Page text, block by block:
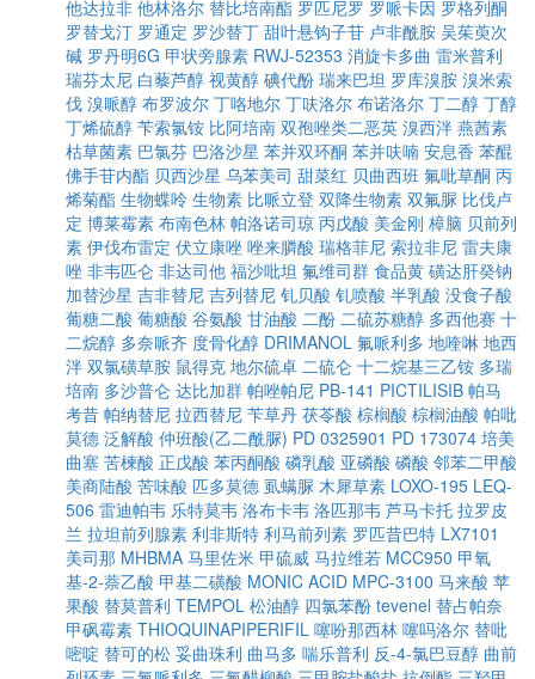
他达拉非 他林洛尔 替比培南酯 罗匹尼罗 罗哌卡因 罗格列酮
罗替戈汀 罗通定 罗沙替丁 甜叶悬钩子苷 卢非酰胺 吴茱萸次
碱 罗丹明6G 甲状旁腺素 RWJ-52353 消旋卡多曲 雷米普利
瑞芬太尼 白藜芦醇 视黄醇 碘代酚 瑞来巴坦 罗库溴胺 溴米索
伐 溴哌醇 布罗波尔 丁咯地尔 丁呋洛尔 布诺洛尔 丁二醇 丁醇
丁烯硫醇 苄索氯铵 比阿培南 双孢唑类二恶英 溴西泮 燕茜素
枯草菌素 巴氯芬 巴洛沙星 苯并双环酮 苯并呋喃 安息香 苯醌
佛手苷内酯 贝西沙星 乌苯美司 甜菜红 贝曲西班 氟吡草酮 丙
烯菊酯 生物蝶呤 生物素 比哌立登 双降生物素 双氟脲 比伐卢
定 博莱霉素 布南色林 帕洛诺司琼 丙戊酸 美金刚 樟脑 贝前列
素 伊伐布雷定 伏立康唑 唑来膦酸 瑞格菲尼 索拉非尼 雷夫康
唑 非韦匹仑 非达司他 福沙吡坦 氟维司群 食品黄 磺达肝癸钠
加替沙星 吉非替尼 吉列替尼 钆贝酸 钆喷酸 半乳酸 没食子酸
葡糖二酸 葡糖酸 谷氨酸 甘油酸 二酚 二硫苏糖醇 多西他赛 十
二烷醇 多奈哌齐 度骨化醇 DRIMANOL 氟哌利多 地喹啉 地西
泮 双氯磺草胺 鼠得克 地尔硫卓 二硫仑 十二烷基三乙铵 多瑞
培南 多沙普仑 达比加群 帕唑帕尼 PB-141 PICTILISIB 帕马
考昔 帕纳替尼 拉西替尼 苄草丹 茯苓酸 棕榈酸 棕榈油酸 帕吡
莫德 泛解酸 仲班酸(乙二酰脲) PD 0325901 PD 173074 培美
曲塞 苦楝酸 正戊酸 苯丙酮酸 磷乳酸 亚磷酸 磷酸 邻苯二甲酸
美商陆酸 苦味酸 匹多莫德 虱螨脲 木犀草素 LOXO-195 LEQ-
506 雷迪帕韦 乐特莫韦 洛布卡韦 洛匹那韦 芦马卡托 拉罗皮
兰 拉坦前列腺素 利非斯特 利马前列素 罗匹昔巴特 LX7101
美司那 MHBMA 马里佐米 甲硫威 马拉维若 MCC950 甲氧
基-2-萘乙酸 甲基二磺酸 MONIC ACID MPC-3100 马来酸 苹
果酸 替莫普利 TEMPOL 松油醇 四氯苯酚 tevenel 替占帕奈
甲砜霉素 THIOQUINAPIPERIFIL 噻吩那西林 噻吗洛尔 替吡
嘧啶 替可的松 妥曲珠利 曲马多 喘乐普利 反-4-氯巴豆醇 曲前